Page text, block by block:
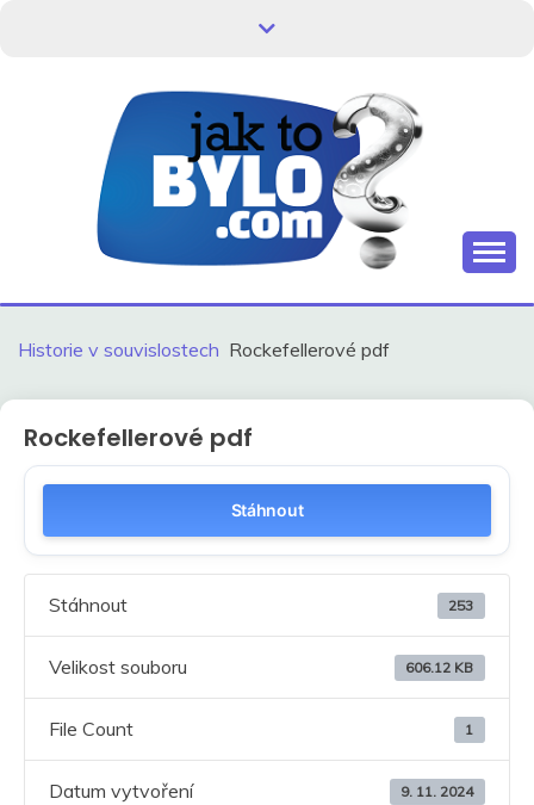
HISTORIE V
SOUVISLOSTECH
Historie v souvislostech Rockefellerové pdf
Rockefellerové pdf
Stáhnout
Stáhnout 253
Velikost souboru 606.12 KB
File Count 1
Datum vytvoření 9. 11. 2024